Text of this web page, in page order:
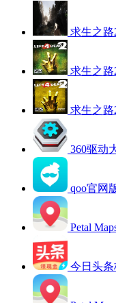
求生之
求生之路
求生之路
360驱动
qoo官网
Petal
今日头条